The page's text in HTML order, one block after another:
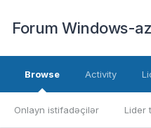
Forum Windows-
Browse
Onlayn istifadəçilər Lider
Activity